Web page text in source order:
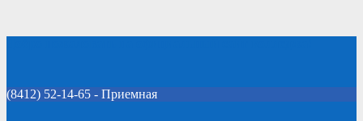
(8412) 52-14-65 - Приемная